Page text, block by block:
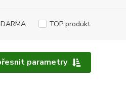
parametry
TOP produkt